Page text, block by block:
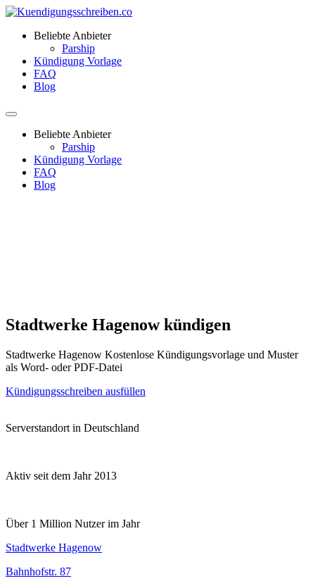
Beliebte Anbieter
Parship
Kündigung Vorlage
FAQ
Blog
Beliebte Anbieter
Parship
Kündigung Vorlage
FAQ
Blog
Stadtwerke Hagenow kündigen
Stadtwerke Hagenow Kostenlose Kündigungsvorlage und Muster
als Word- oder PDF-Datei
Kündigungsschreiben ausfüllen
Serverstandort in Deutschland
Aktiv seit dem Jahr 2013
Über 1 Million Nutzer im Jahr
Stadtwerke Hagenow
Bahnhofstr. 87